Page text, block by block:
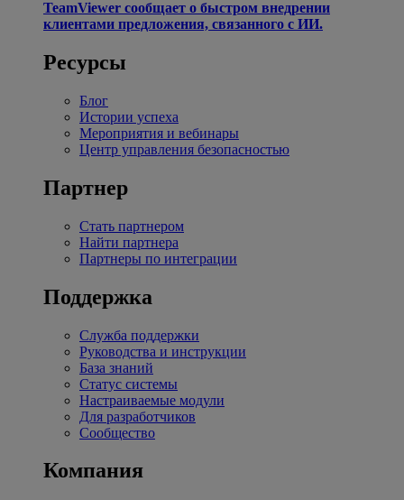
TeamViewer сообщает о быстром внедрении
клиентами предложения, связанного с ИИ.
Ресурсы
Блог
Истории успеха
Мероприятия и вебинары
Центр управления безопасностью
Партнер
Стать партнером
Найти партнера
Партнеры по интеграции
Поддержка
Служба поддержки
Руководства и инструкции
База знаний
Статус системы
Настраиваемые модули
Для разработчиков
Сообщество
Компания